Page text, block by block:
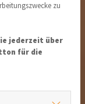
zu
jederzeit über
für die